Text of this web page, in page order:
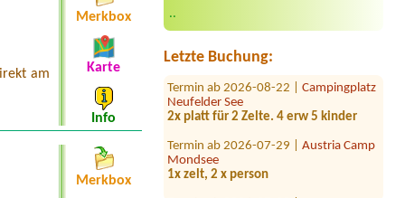
..
Letzte Buchung:
Termin ab 2026-08-04 |
Zirngast
Neufelder See
2x platt für 2 Zelte. 4 erw 5 kinder
Mondsee
1x zelt, 2 x person
am
Merkbox
Karte
Info
Merkbox